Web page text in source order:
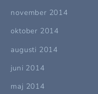
november 2014
oktober 2014
augusti 2014
juni 2014
maj 2014